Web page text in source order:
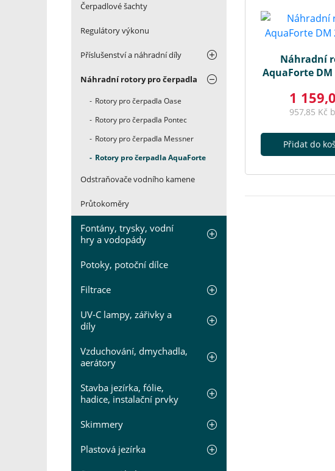
Čerpadlové šachty
Regulátory výkonu
Příslušenství a náhradní díly
Náhradní rotory pro čerpadla
Rotory pro čerpadla Oase
Rotory pro čerpadla Pontec
Rotory pro čerpadla Messner
Rotory pro čerpadla AquaForte
Odstraňovače vodního kamene
Průtokoměry
Fontány, trysky, vodní
hry a vodopády
Potoky, potoční dílce
Filtrace
UV-C lampy, zářivky a
díly
Vzduchování, dmychadla,
aerátory
Stavba jezírka, fólie,
hadice, instalační prvky
Skimmery
Plastová jezírka
Náhradní
AquaForte DM
1
957,85 Kč
Přidat do